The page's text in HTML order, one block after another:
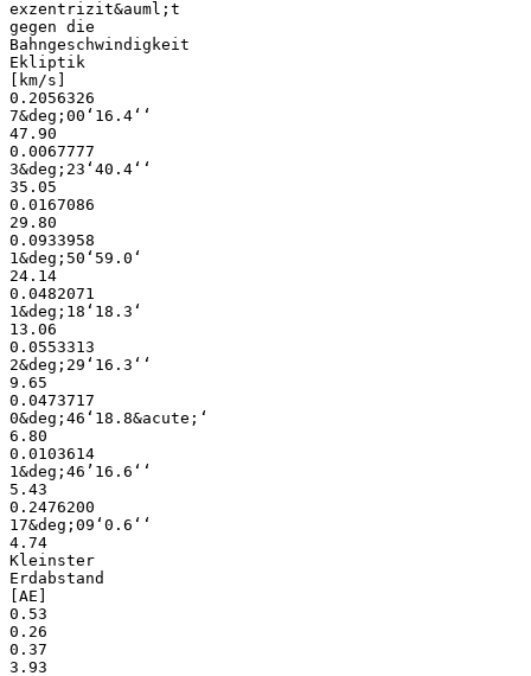
exzentrizit&auml;t
gegen die
Bahngeschwindigkeit
Ekliptik
[km/s]
0.2056326
7&deg;00‘16.4‘‘
47.90
0.0067777
3&deg;23‘40.4‘‘
35.05
0.0167086
29.80
0.0933958
1&deg;50‘59.0‘
24.14
0.0482071
1&deg;18‘18.3‘
13.06
0.0553313
2&deg;29‘16.3‘‘
9.65
0.0473717
0&deg;46‘18.8&acute;‘
6.80
0.0103614
1&deg;46’16.6‘‘
5.43
0.2476200
17&deg;09‘0.6‘‘
4.74
Kleinster
Erdabstand
[AE]
0.53
0.26
0.37
3.93